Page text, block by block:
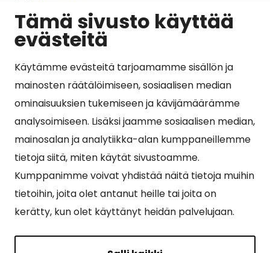
Tämä sivusto käyttää
evästeitä
Käytämme evästeitä tarjoamamme sisällön ja
mainosten räätälöimiseen, sosiaalisen median
ominaisuuksien tukemiseen ja kävijämäärämme
analysoimiseen. Lisäksi jaamme sosiaalisen median,
mainosalan ja analytiikka-alan kumppaneillemme
tietoja siitä, miten käytät sivustoamme.
Kumppanimme voivat yhdistää näitä tietoja muihin
tietoihin, joita olet antanut heille tai joita on
kerätty, kun olet käyttänyt heidän palvelujaan.
Kunta ja hallinto
Suosituimmat sivut
Esityslistat, pöytäkirjat, viranhaltijapäätökset ja
kuulutukset
Tietoa ja ohjeistusta koronavirukseen liittyen
Asiointipiste
Sähköinen asiointi
Yhteydenotto